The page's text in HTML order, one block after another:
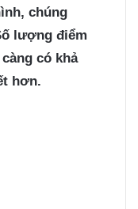
chúng
lượng điểm
có khả
hơn.